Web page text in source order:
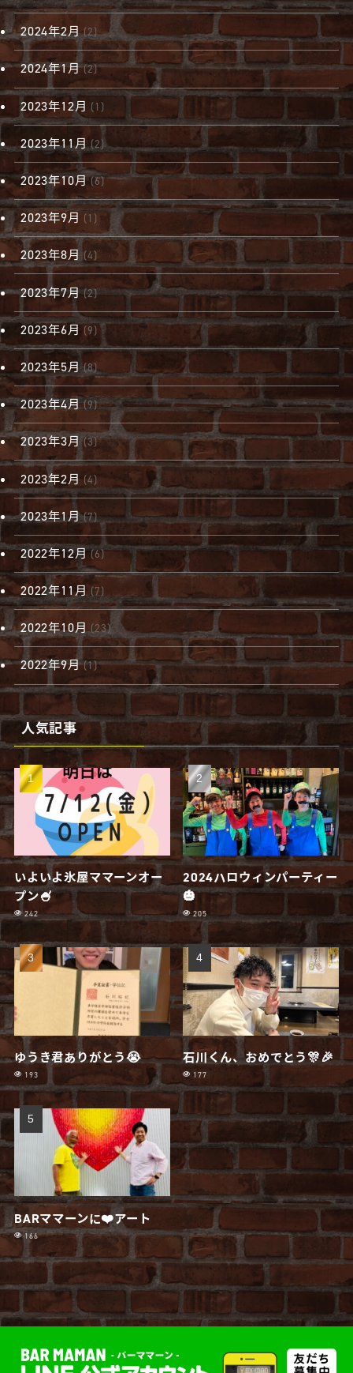
2024年2月(2)
2024年1月(2)
2023年12月 (1)
2023年11月(2)
2023年10月(6)
2023年9月 (1)
2023年8月 (4)
2023年7月(2)
2023年6月 (9)
2023年5月 (8)
2023年4月(9)
2023年3月 (3)
2023年2月(4)
2023年1月(7)
2022年12月(6)
2022年11月 (7)
2022年10月(23)
2022年9月(1)
人気記事
いよいよ氷屋ママーンオー
プン🍧
242
2024ハロウィンパーティー
🎃
205
ゆうき君ありがとう😭
193
石川くん、おめでとう🎊🎉
177
BARママーンに❤️アート
166